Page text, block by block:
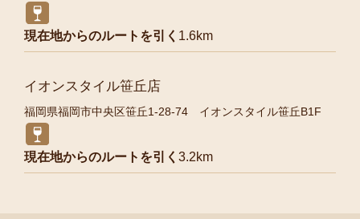
現在地からのルートを引く 1.6km
イオンスタイル笹丘店
福岡県福岡市中央区笹丘1-28-74 イオンスタイル笹丘B1F
現在地からのルートを引く 3.2km